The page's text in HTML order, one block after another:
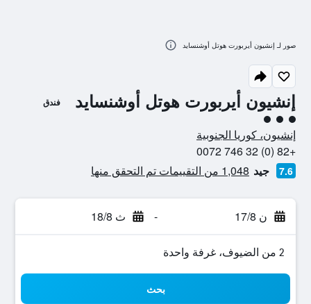
إنشيون أيربورت هوتل أوشنسايد فندق
تقييم فئة 3
إنشيون، كوريا الجنوبية
+82 (0) 32 746 0072
7.6 جيد 1,048 من التقييمات تم التحقق منها
ن 17/8 - ث 18/8
2 من الضيوف، غرفة واحدة
بحث
صور لـ إنشيون أيربورت هوتل أوشنسايد